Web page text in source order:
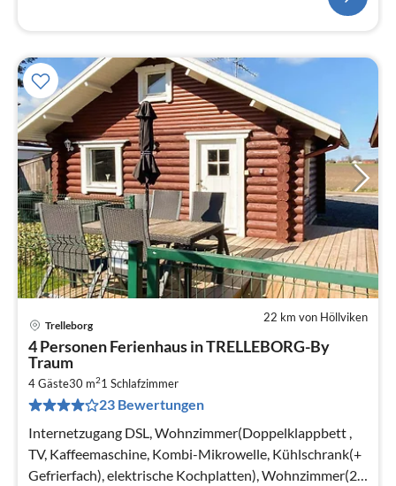
22 km von Höllviken
Trelleborg
4 Personen Ferienhaus in TRELLEBORG-By
Traum
4 Gäste30 m21 Schlafzimmer
23 Bewertungen
Internetzugang DSL, Wohnzimmer(Doppelklappbett ,
TV, Kaffeemaschine, Kombi-Mikrowelle, Kühlschrank(+
Gefrierfach), elektrische Kochplatten), Wohnzimmer(2x